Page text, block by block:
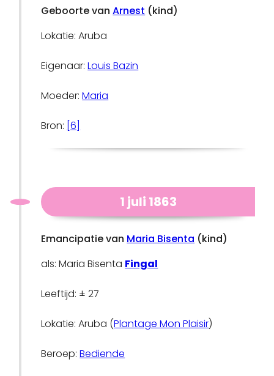
Geboorte vanArnest (kind)
Lokatie: Aruba
Eigenaar:Louis Bazin
Moeder:Maria
Bron: [6]
1 juli 1863
Emancipatie van Maria Bisenta (kind)
als: Maria Bisenta Fingal
Leeftijd: ± 27
Lokatie: Aruba (Plantage Mon Plaisir)
Beroep:Bediende